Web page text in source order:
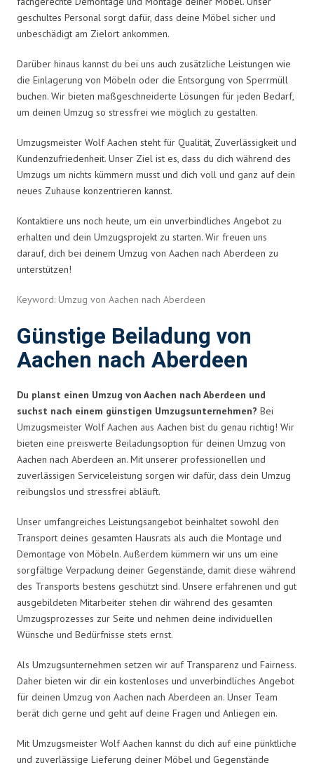
geschultes Personal sorgt dafür, dass deine Möbel sicher und
unbeschädigt am Zielort ankommen.
Darüber hinaus kannst du bei uns auch zusätzliche Leistungen wie
die Einlagerung von Möbeln oder die Entsorgung von Sperrmüll
buchen. Wir bieten maßgeschneiderte Lösungen für jeden Bedarf,
um deinen Umzug so stressfrei wie möglich zu gestalten.
Umzugsmeister Wolf Aachen steht für Qualität, Zuverlässigkeit und
Kundenzufriedenheit. Unser Ziel ist es, dass du dich während des
Umzugs um nichts kümmern musst und dich voll und ganz auf dein
neues Zuhause konzentrieren kannst.
Kontaktiere uns noch heute, um ein unverbindliches Angebot zu
erhalten und dein Umzugsprojekt zu starten. Wir freuen uns
darauf, dich bei deinem Umzug von Aachen nach Aberdeen zu
unterstützen!
Keyword: Umzug von Aachen nach Aberdeen
Günstige Beiladung von
Aachen nach Aberdeen
Du planst einen Umzug von Aachen nach Aberdeen und
suchst nach einem günstigen Umzugsunternehmen? Bei
Umzugsmeister Wolf Aachen aus Aachen bist du genau richtig! Wir
bieten eine preiswerte Beiladungsoption für deinen Umzug von
Aachen nach Aberdeen an. Mit unserer professionellen und
zuverlässigen Serviceleistung sorgen wir dafür, dass dein Umzug
reibungslos und stressfrei abläuft.
Unser umfangreiches Leistungsangebot beinhaltet sowohl den
Transport deines gesamten Hausrats als auch die Montage und
Demontage von Möbeln. Außerdem kümmern wir uns um eine
sorgfältige Verpackung deiner Gegenstände, damit diese während
des Transports bestens geschützt sind. Unsere erfahrenen und gut
ausgebildeten Mitarbeiter stehen dir während des gesamten
Umzugsprozesses zur Seite und nehmen deine individuellen
Wünsche und Bedürfnisse stets ernst.
Als Umzugsunternehmen setzen wir auf Transparenz und Fairness.
Daher bieten wir dir ein kostenloses und unverbindliches Angebot
für deinen Umzug von Aachen nach Aberdeen an. Unser Team
berät dich gerne und geht auf deine Fragen und Anliegen ein.
Mit Umzugsmeister Wolf Aachen kannst du dich auf eine pünktliche
und zuverlässige Lieferung deiner Möbel und Gegenstände